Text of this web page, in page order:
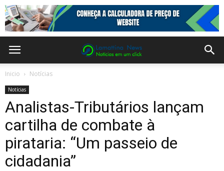
Inicio Notícias
Notícias
Analistas-Tributários lançam
cartilha de combate à
pirataria: “Um passeio de
cidadania”